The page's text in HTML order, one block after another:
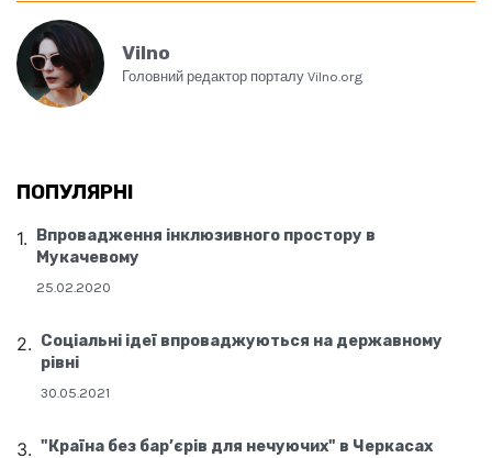
Vilno
Головний редактор порталу Vilno.org
ПОПУЛЯРНІ
Впровадження інклюзивного простору в
Мукачевому
25.02.2020
Соціальні ідеї впроваджуються на державному
рівні
30.05.2021
"Країна без бар’єрів для нечуючих" в Черкасах